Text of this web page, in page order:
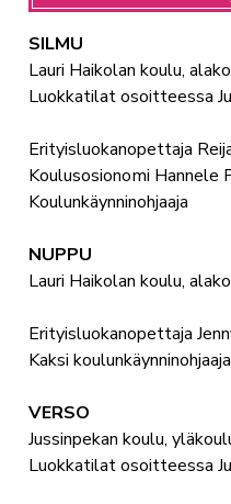
SILMU
Lauri Haikolan koulu,
Luokkatilat osoitteessa
Erityisluokanopettaja
Koulusosionomi Hannele
Koulunkäynninohjaaja
NUPPU
Lauri Haikolan koulu,
Erityisluokanopettaja
Kaksi
VERSO
Jussinpekan koulu,
Luokkatilat osoitteessa